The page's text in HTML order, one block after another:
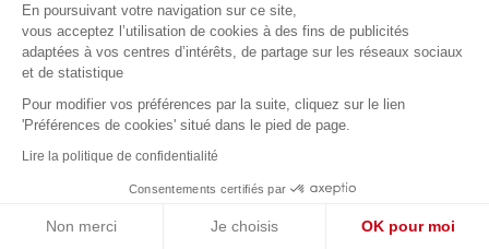
VOLKSWAGEN
Golf 1.5 eTSI EVO2 116 DSG7
22 677 km
31 990 €
En poursuivant votre navigation sur ce site,
vous acceptez l’utilisation de cookies à des fins de publicités
adaptées à vos centres d’intérêts, de partage sur les réseaux sociaux
et de statistique
Pour modifier vos préférences par la suite, cliquez sur le lien
'Préférences de cookies' situé dans le pied de page.
Lire la politique de confidentialité
Consentements certifiés par
Non merci Je choisis OK pour moi